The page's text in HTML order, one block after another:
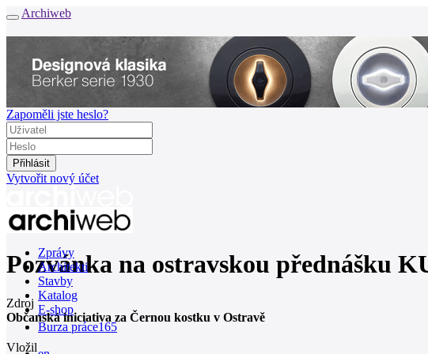
Archiweb
Zapoměli jste heslo?
Vytvořit nový účet
Zprávy
Architekti
Stavby
Katalog
E-shop
Burza práce165
Pozvánka na ostravskou přednášku
Zdroj
Občanská iniciativa za Černou kostku v Ostravě
Vložil